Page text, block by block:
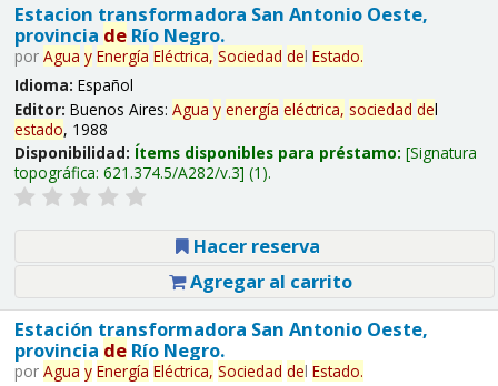
Estacion transformadora San Antonio Oeste,
provincia deRío Negro.
por Agua y Energía Eléctrica, Sociedad del Estado.
Idioma: Español
Editor: Buenos Aires: Agua y energía eléctrica, sociedad del
estado, 1988
Disponibilidad: Ítems disponibles para préstamo: Signatura
topográfica: 621.374.5/A282/v.3 (1).
Hacer reserva
Agregar al carrito
Estación transformadora San Antonio Oeste,
provincia deRío Negro.
por Agua y Energía Eléctrica, Sociedad del Estado.